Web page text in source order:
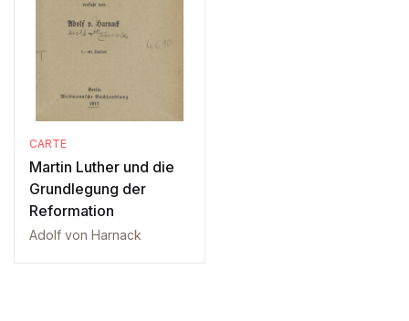
CARTE
Martin Luther und die
Grundlegung der
Reformation
Adolf von Harnack